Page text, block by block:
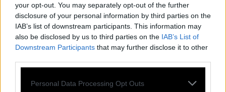
your opt-out. You may separately opt-out of the further
disclosure of your personal information by third parties on the
IAB’s list of downstream participants. This information may
also be disclosed by us to third parties on the IAB’s List of
Downstream Participants that may further disclose it to other
Personal Data Processing Opt Outs